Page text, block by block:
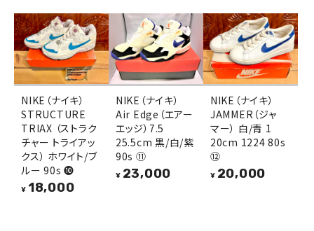
NIKE（ナイキ）
STRUCTURE
TRIAX （ストラク
チャー トライアッ
クス） ホワイト/ブ
ルー 90s ❿
¥ 18,000
NIKE（ナイキ）
Air Edge（エアー
エッジ）7.5
25.5cm 黒/白/紫
90s ⑪
¥ 23,000
NIKE（ナイキ）
JAMMER（ジャ
マー） 白/青 1
20cm 1224 80s
⑫
¥ 20,000